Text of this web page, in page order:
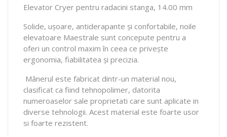
Elevator Cryer pentru radacini stanga, 14.00 mm
Solide, ușoare, antiderapante și confortabile, noile
elevatoare Maestrale sunt concepute pentru a
oferi un control maxim în ceea ce privește
ergonomia, fiabilitatea și precizia.
Mânerul este fabricat dintr-un material nou,
clasificat ca fiind tehnopolimer, datorita
numeroaselor sale proprietati care sunt aplicate in
diverse tehnologii. Acest material este foarte usor
si foarte rezistent.